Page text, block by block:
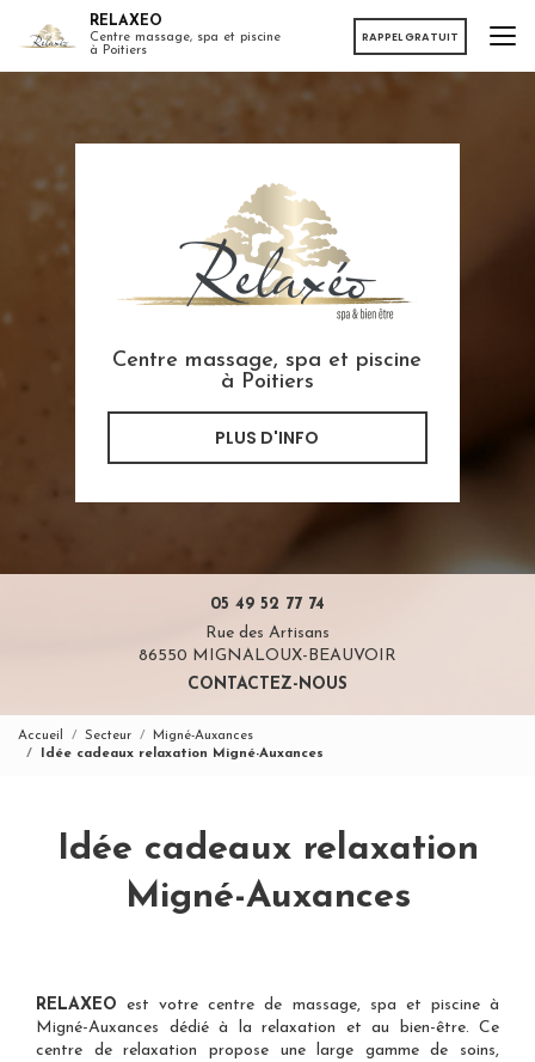
RELAXEO
Centre massage, spa et piscine
à Poitiers
RAPPEL GRATUIT
Centre massage, spa et piscine
à Poitiers
PLUS D'INFO
05 49 52 77 74
Rue des Artisans
86550 MIGNALOUX-BEAUVOIR
CONTACTEZ-NOUS
Accueil Secteur
Migné-Auxances
Idée cadeaux relaxation Migné-Auxances
Idée cadeaux relaxation
Migné-Auxances
RELAXEO est votrecentre de massage, spa et piscine à
Migné-Auxances dédié à la relaxation et au bien-être. Ce
centre de relaxation propose une large gamme de soins,